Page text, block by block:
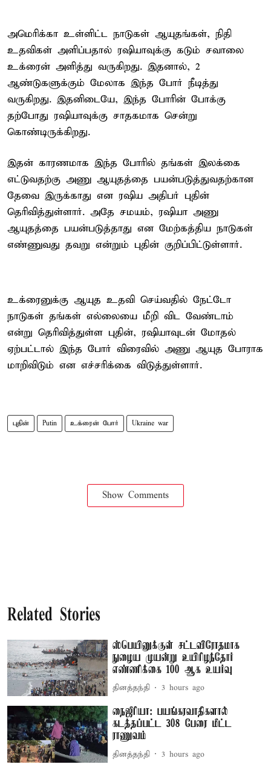
அமெரிக்கா உள்ளிட்ட நாடுகள் ஆயுதங்கள், நிதி
உதவிகள் அளிப்பதால் ரஷியாவுக்கு கடும் சவாலை
உக்ரைன் அளித்து வருகிறது. இதனால், 2
ஆண்டுகளுக்கும் மேலாக இந்த போர் நீடித்து
வருகிறது. இதனிடையே, இந்த போரின் போக்கு
தற்போது ரஷியாவுக்கு சாதகமாக சென்று
கொண்டிருக்கிறது.
இதன் காரணமாக இந்த போரில் தங்கள் இலக்கை
எட்டுவதற்கு அணு ஆயுதத்தை பயன்படுத்துவதற்கான
தேவை இருக்காது என ரஷிய அதிபர் புதின்
தெரிவித்துள்ளார். அதே சமயம், ரஷியா அணு
ஆயுதத்தை பயன்படுத்தாது என மேற்கத்திய நாடுகள்
எண்ணுவது தவறு என்றும் புதின் குறிப்பிட்டுள்ளார்.
உக்ரைனுக்கு ஆயுத உதவி செய்வதில் நேட்டோ
நாடுகள் தங்கள் எல்லையை மீறி விட வேண்டாம்
என்று தெரிவித்துள்ள புதின், ரஷியாவுடன் மோதல்
ஏற்பட்டால் இந்த போர் விரைவில் அணு ஆயுத போராக
மாறிவிடும் என எச்சரிக்கை விடுத்துள்ளார்.
புதின் Putin உக்ரைன் போர் Ukraine war
Show Comments
Related Stories
ஸ்பெயினுக்குள் சட்டவிரோதமாக
நுழைய முயன்று உயிரிழந்தோர்
எண்ணிக்கை 100 ஆக உயர்வு
தினத்தந்தி 3 hours ago
நைஜீரியா: பயங்கரவாதிகளால்
கடத்தப்பட்ட 308 பேரை மீட்ட
ராணுவம்
தினத்தந்தி 3 hours ago